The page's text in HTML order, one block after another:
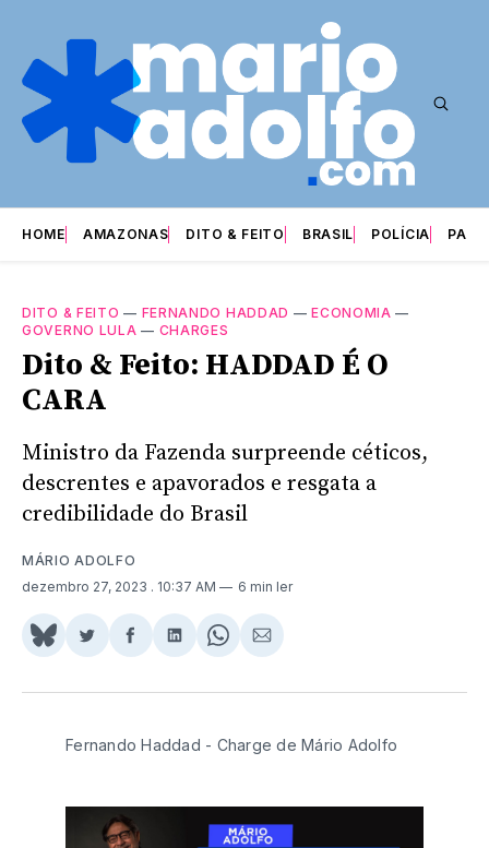
HOME AMAZONAS DITO & FEITO BRASIL POLÍCIA
DITO & FEITO — FERNANDO HADDAD —ECONOMIA —
GOVERNO LULA — CHARGES
Dito & Feito: HADDAD É O
CARA
Ministro da Fazenda surpreende céticos,
descrentes e apavorados e resgata a
credibilidade do Brasil
MÁRIO ADOLFO
dezembro 27, 2023 . 10:37 AM 6 min ler
Share
BlueSky
Compartilhar
Twitter
Compartilhar
Facebook
Compartilhar
LinkedIn
Share
WhatsApp
Compartilhar
Email
Fernando Haddad - Charge de Mário Adolfo